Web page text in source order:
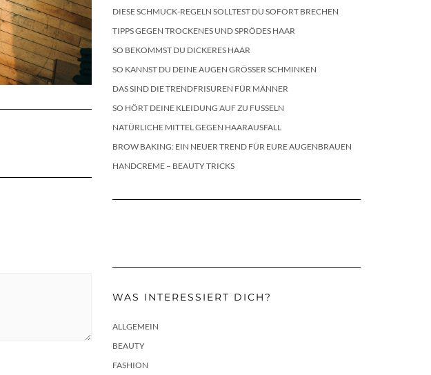
DIESE SCHMUCK-REGELN SOLLTEST DU SOFORT BRECHEN
TIPPS GEGEN TROCKENES UND SPRÖDES HAAR
SO BEKOMMST DU DICKERES HAAR
SO KANNST DU DEINE AUGEN GRÖSSER SCHMINKEN
DAS SIND DIE TRENDFRISUREN FÜR MÄNNER
SO HÖRT DEINE KLEIDUNG AUF ZU FUSSELN
NATÜRLICHE MITTEL GEGEN HAARAUSFALL
BROW BAKING: EIN NEUER TREND FÜR EURE AUGENBRAUEN
HANDCREME – BEAUTY TRICKS
WAS INTERESSIERT DICH?
ALLGEMEIN
BEAUTY
FASHION